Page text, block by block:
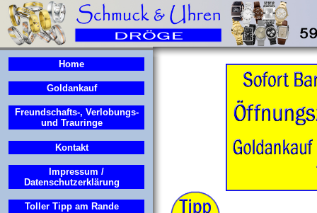
Home
Goldankauf
Freundschafts-, Verlobungs-
und Trauringe
Kontakt
Impressum /
Datenschutzerklärung
Toller Tipp am Rande